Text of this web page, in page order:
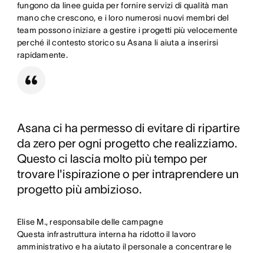
fungono da linee guida per fornire servizi di qualità man
mano che crescono, e i loro numerosi nuovi membri del
team possono iniziare a gestire i progetti più velocemente
perché il contesto storico su Asana li aiuta a inserirsi
rapidamente.
Asana ci ha permesso di evitare di ripartire
da zero per ogni progetto che realizziamo.
Questo ci lascia molto più tempo per
trovare l'ispirazione o per intraprendere un
progetto più ambizioso.
Elise M., responsabile delle campagne
Questa infrastruttura interna ha ridotto il lavoro
amministrativo e ha aiutato il personale a concentrare le